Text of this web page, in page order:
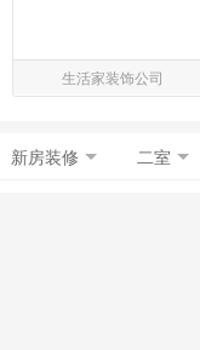
生活家装饰公司
新房装修 二室